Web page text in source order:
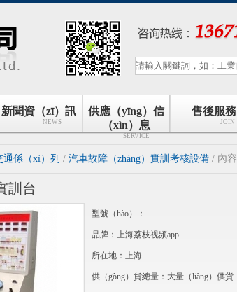
新聞資（zī）訊
NEWS
供應（yīng）信
（xìn）息
SERVICE
售後服務
JOIN
係（xì）列 / 汽車故障（zhàng）實訓考核設備 / 內容
訓台
型號（hào）：
品牌：上海荔枝视频app
所在地：上海
供（gòng）貨總量：大量（liàng）供貨